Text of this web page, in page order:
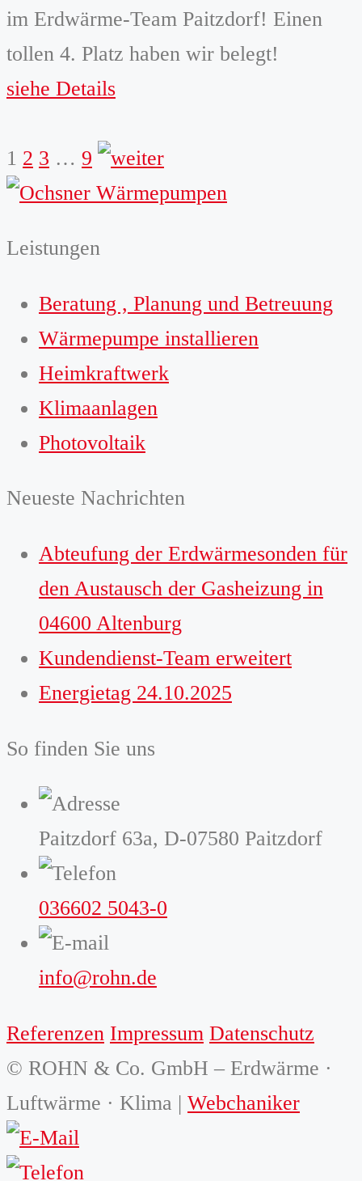
im Erdwärme-Team Paitzdorf! Einen
tollen 4. Platz haben wir belegt!
siehe Details
1 2 3 … 9 weiter
Leistungen
Beratung , Planung und Betreuung
Wärmepumpe installieren
Heimkraftwerk
Klimaanlagen
Photovoltaik
Neueste Nachrichten
Abteufung der Erdwärmesonden für
den Austausch der Gasheizung in
04600 Altenburg
Kundendienst-Team erweitert
Energietag 24.10.2025
So finden Sie uns
Paitzdorf 63a, D-07580 Paitzdorf
036602 5043-0
info@rohn.de
Referenzen Impressum Datenschutz
© ROHN & Co. GmbH – Erdwärme ·
Luftwärme · Klima | Webchaniker